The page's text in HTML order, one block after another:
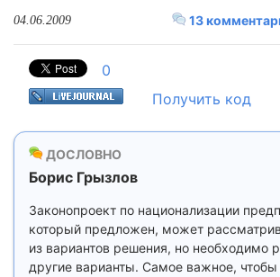
13
04.06.2009
0
Получить код
ДОСЛОВНО
Борис Грызлов
Законопроект по национализации
который предложен, может
из вариантов решения, но необходимо
другие варианты. Самое важное, чтобы